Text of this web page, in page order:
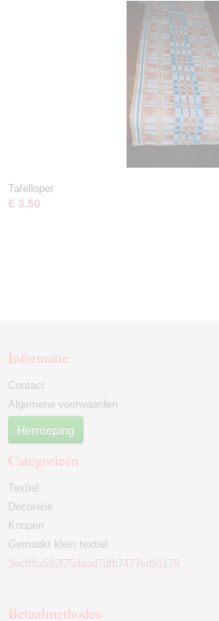
Tafelloper
€ 3,50
Informatie
Contact
Algemene voorwaarden
Herroeping
Categorieën
Textiel
Decoratie
Knopen
Gemaakt klein textiel
3ecff8a582f75daad7dfb7477ed91176
Betaalmethodes